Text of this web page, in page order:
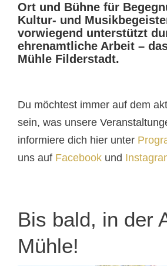
Ort und Bühne für
Kultur- und
vorwiegend unterstützt
ehrenamtliche Arbeit –
Mühle Filderstadt.
Du möchtest immer auf dem
sein, was unsere
informiere dich hier unter
uns auf Facebook und
Bis bald, in der
Mühle!